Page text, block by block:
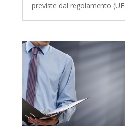
previste dal regolamento